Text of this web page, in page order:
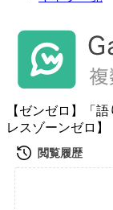
【ゼンゼロ】「
レスゾーンゼロ】